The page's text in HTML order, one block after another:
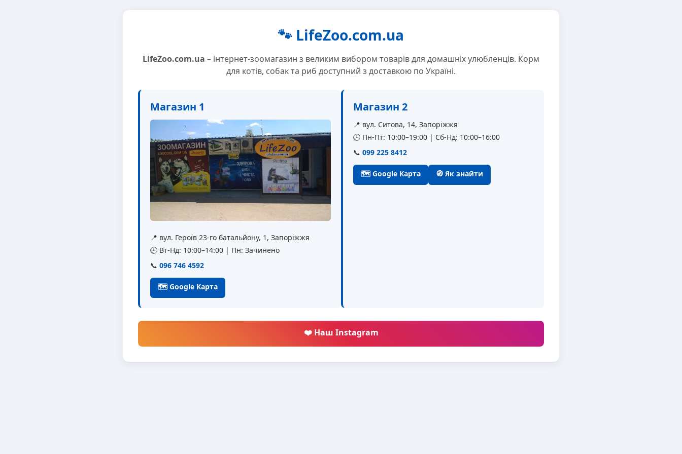
🐾 LifeZoo.com.ua
LifeZoo.com.ua – інтернет-зоомагазин з великим вибором товарів для домашніх улюбленців. Корм
для котів, собак та риб доступний з доставкою по Україні.
Магазин 1
📍 вул. Героїв 23-го батальйону, 1, Запоріжжя
🕒 Вт-Нд: 10:00–14:00 | Пн: Зачинено
📞 096 746 4592
🗺 Google Карта
Магазин 2
📍 вул. Ситова, 14, Запоріжжя
🕒 Пн-Пт: 10:00–19:00 | Сб-Нд: 10:00–16:00
📞 099 225 8412
🗺 Google Карта 🧭 Як знайти
❤️ Наш Instagram